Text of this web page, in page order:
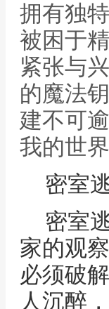
拥有独
被困于
紧张与
的魔法
建不可
我的世
密室
密室
家的观
必须破
人沉醉